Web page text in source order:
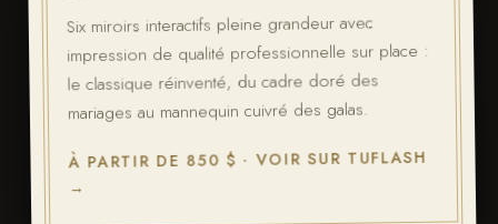
Six miroirs interactifs pleine grandeur avec
impression de qualité professionnelle sur place :
le classique réinventé, du cadre doré des
mariages au mannequin cuivré des galas.
À PARTIR DE 850 $ · VOIR SUR TUFLASH
→